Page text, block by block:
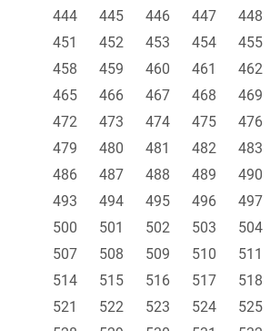
444
445 446 447 448
451
452 453 454 455
458
459 460 461 462
465
466 467 468 469
472
473 474 475 476
479
480 481 482 483
486
487 488 489 490
493
494 495 496 497
500
501 502 503 504
507
508 509 510 511
514
515 516 517 518
521
522 523 524 525